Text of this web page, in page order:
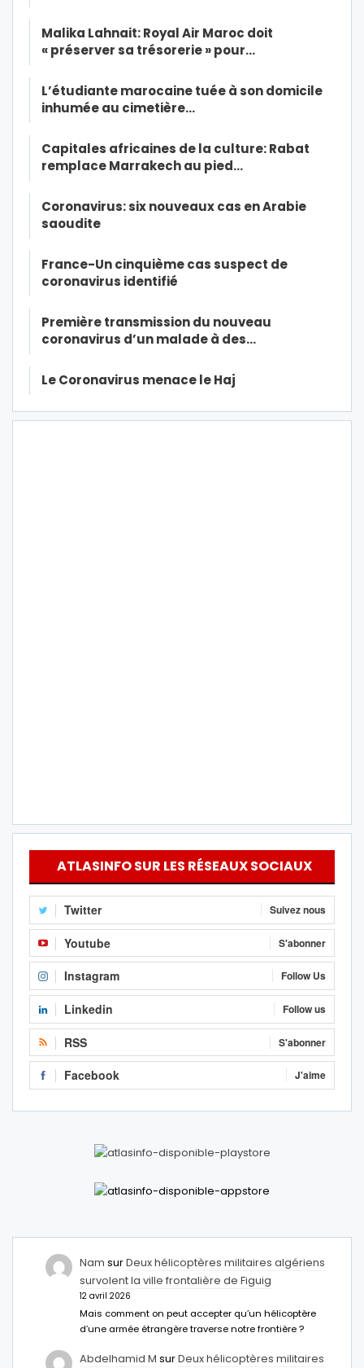
Malika Lahnait: Royal Air Maroc doit
« préserver sa trésorerie » pour…
L’étudiante marocaine tuée à son domicile
inhumée au cimetière…
Capitales africaines de la culture: Rabat
remplace Marrakech au pied…
Coronavirus: six nouveaux cas en Arabie
saoudite
France-Un cinquième cas suspect de
coronavirus identifié
Première transmission du nouveau
coronavirus d’un malade à des…
Le Coronavirus menace le Haj
ATLASINFO SUR LES RÉSEAUX SOCIAUX
Twitter Suivez nous
Youtube S'abonner
Instagram Follow Us
Linkedin Follow us
RSS S'abonner
Facebook J'aime
Nam surDeux hélicoptères militaires algériens
survolent la ville frontalière de Figuig
12 avril 2026
Mais comment on peut accepter qu’un hélicoptère
d’une armée étrangère traverse notre frontière ?
Abdelhamid M surDeux hélicoptères militaires